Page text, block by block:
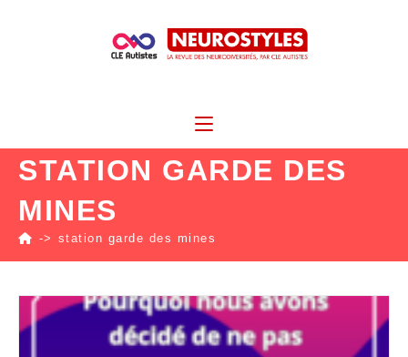
STATION GARDE DES
MINES
-> station garde des mines